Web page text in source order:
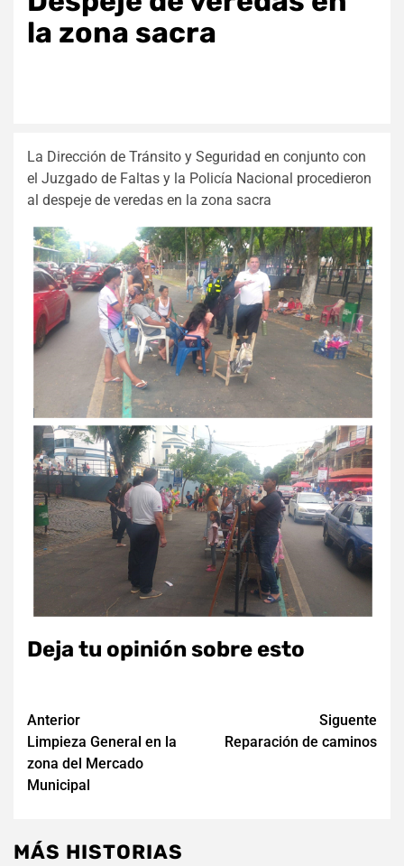
la zona sacra
La Dirección de Tránsito y Seguridad en conjunto con
el Juzgado de Faltas y la Policía Nacional procedieron
al despeje de veredas en la zona sacra
Deja tu opinión sobre esto
Navegación
de
entradas
Anterior
Limpieza General en la
zona del Mercado
Municipal
Siguente
Reparación de caminos
MÁS HISTORIAS